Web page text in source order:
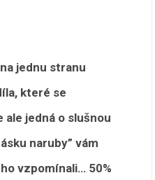
jednu stranu
které se
jedná o slušnou
naruby” vám
vzpomínali… 50%